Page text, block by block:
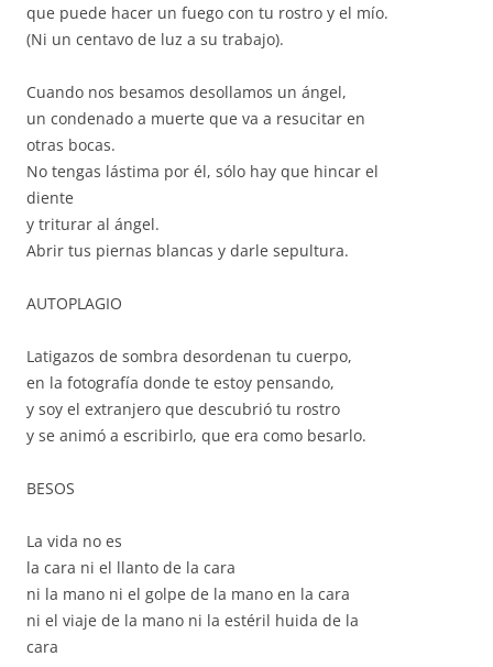
que puede hacer un fuego con tu rostro y el mío.
(Ni un centavo de luz a su trabajo).
Cuando nos besamos desollamos un ángel,
un condenado a muerte que va a resucitar en
otras bocas.
No tengas lástima por él, sólo hay que hincar el
diente
y triturar al ángel.
Abrir tus piernas blancas y darle sepultura.
AUTOPLAGIO
Latigazos de sombra desordenan tu cuerpo,
en la fotografía donde te estoy pensando,
y soy el extranjero que descubrió tu rostro
y se animó a escribirlo, que era como besarlo.
BESOS
La vida no es
la cara ni el llanto de la cara
ni la mano ni el golpe de la mano en la cara
ni el viaje de la mano ni la estéril huida de la
cara